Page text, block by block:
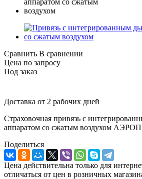
Сравнить В сравнении
Цена по запросу
Под заказ
Доставка от 2 рабочих дней
Страховочная привязь с
аппаратом со сжатым воздухом
Поделиться
Цена действительна только для
отличаться от цен в розничных